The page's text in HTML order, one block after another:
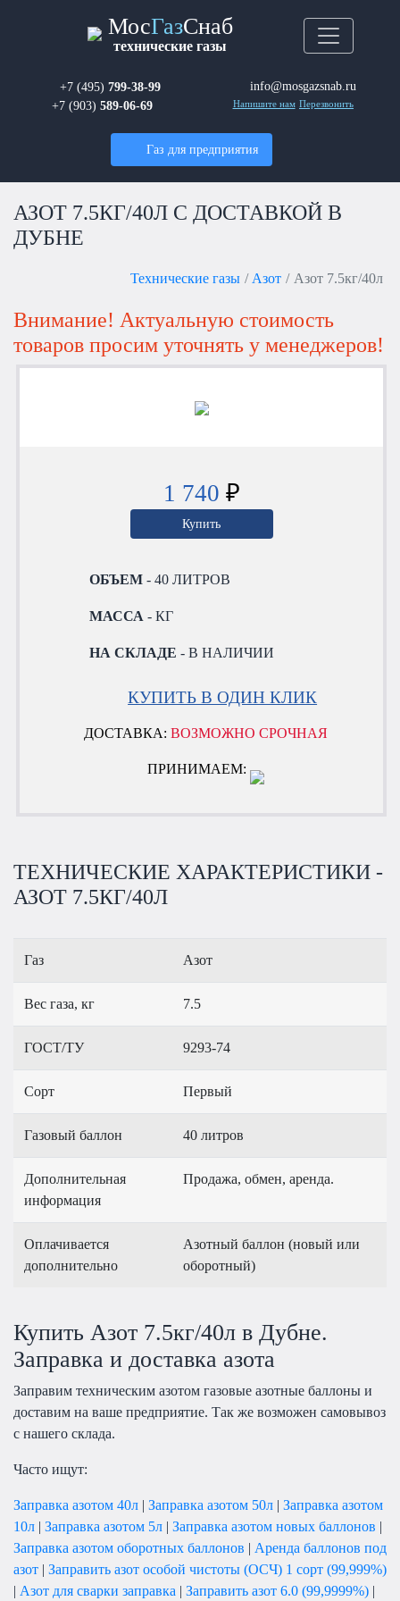
МосГазСнаб
технические газы
+7 (495) 799-38-99
+7 (903) 589-06-69
info@mosgazsnab.ru
Напишите нам Перезвонить
Газ для предприятия
АЗОТ 7.5КГ/40Л С ДОСТАВКОЙ В
ДУБНЕ
Технические газы Азот Азот 7.5кг/40л
Внимание! Актуальную стоимость
товаров просим уточнять у менеджеров!
1 740 ₽
Купить
ОБЪЕМ - 40 ЛИТРОВ
МАССА - КГ
НА СКЛАДЕ - В НАЛИЧИИ
КУПИТЬ В ОДИН КЛИК
ДОСТАВКА:ВОЗМОЖНО СРОЧНАЯ
ПРИНИМАЕМ:
ТЕХНИЧЕСКИЕ ХАРАКТЕРИСТИКИ -
АЗОТ 7.5КГ/40Л
Газ Азот
Вес газа, кг 7.5
ГОСТ/ТУ 9293-74
Сорт Первый
Газовый баллон 40 литров
Дополнительная
информация
Продажа, обмен, аренда.
Оплачивается
дополнительно
Азотный баллон (новый или
оборотный)
Купить Азот 7.5кг/40л в Дубне.
Заправка и доставка азота
Заправим техническим азотом газовые азотные баллоны и
доставим на ваше предприятие. Так же возможен самовывоз
с нашего склада.
Часто ищут:
Заправка азотом 40л | Заправка азотом 50л | Заправка азотом
10л | Заправка азотом 5л | Заправка азотом новых баллонов |
Заправка азотом оборотных баллонов | Аренда баллонов под
азот | Заправить азот особой чистоты (ОСЧ) 1 сорт (99,999%)
| Азот для сварки заправка | Заправить азот 6.0 (99,9999%) |